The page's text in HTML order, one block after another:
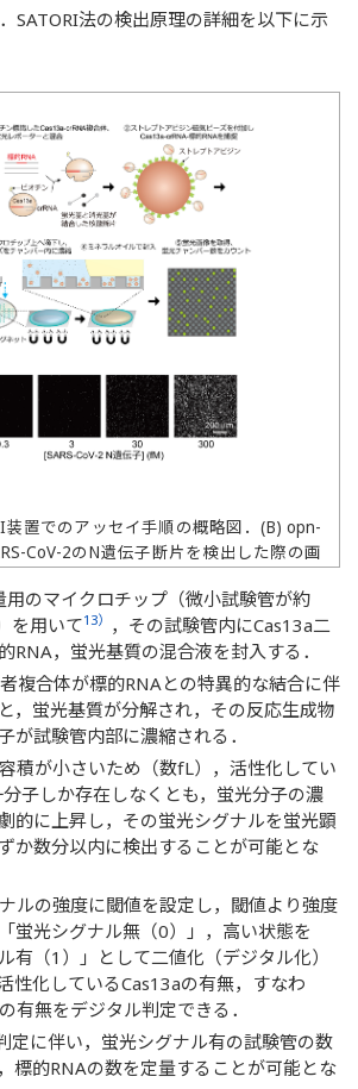
．SATORI法の検出原理の詳細を以下に示
装置でのアッセイ手順の概略図．(B) opn-
CoV-2のN遺伝子断片を検出した際の画
用のマイクロチップ（微小試験管が約
を用いて13） ，その試験管内にCas13a二
RNA，蛍光基質の混合液を封入する．
複合体が標的RNAとの特異的な結合に伴
，蛍光基質が分解され，その反応生成物
が試験管内部に濃縮される．
積が小さいため（数fL），活性化してい
子しか存在しなくとも，蛍光分子の濃
的に上昇し，その蛍光シグナルを蛍光顕
か数分以内に検出することが可能とな
ルの強度に閾値を設定し，閾値より強度
蛍光シグナル無（0）」，高い状態を
有（1）」として二値化（デジタル化）
性化しているCas13aの有無，すなわ
有無をデジタル判定できる．
定に伴い，蛍光シグナル有の試験管の数
標的RNAの数を定量することが可能とな